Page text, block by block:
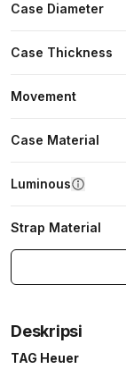
Case Diameter
Case Thickness
Movement
Case Material
Luminous
Strap Material
Deskripsi
TAG Heuer